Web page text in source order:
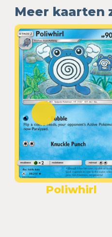
Meer kaarten
Poliwhirl